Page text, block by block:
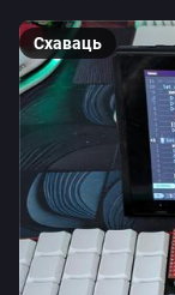
Схаваць